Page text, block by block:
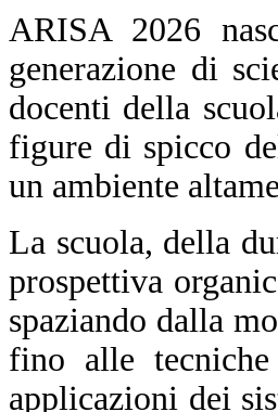
ARISA 2026
generazione di
docenti della
figure di spicco
un ambiente
La scuola, della
prospettiva
spaziando dalla
fino alle
applicazioni dei